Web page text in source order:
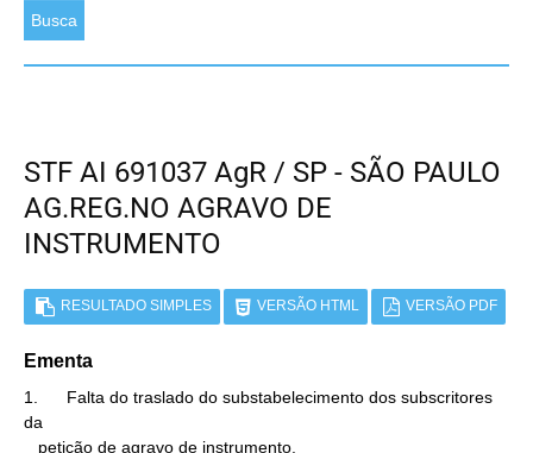
Busca
STF AI 691037 AgR / SP - SÃO PAULO
AG.REG.NO AGRAVO DE
INSTRUMENTO
RESULTADO SIMPLES VERSÃO HTML VERSÃO PDF
Ementa
1.      Falta do traslado do substabelecimento dos subscritores
da